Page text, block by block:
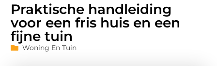
Praktische handleiding
voor een fris huis en een
fijne tuin
Woning En Tuin